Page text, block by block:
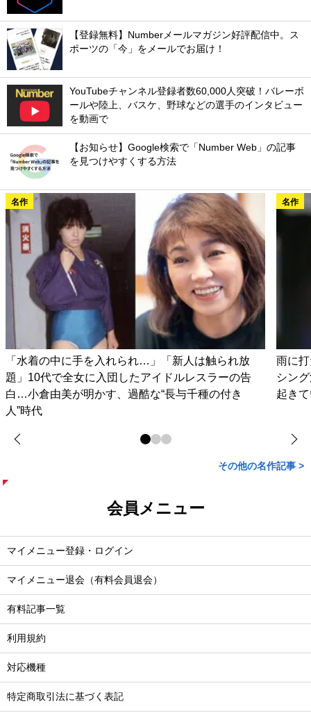
【登録無料】Numberメールマガジン好評配信中。ス
ポーツの「今」をメールでお届け！
YouTubeチャンネル登録者数60,000人突破！バレーボ
ールや陸上、バスケ、野球などの選手のインタビュー
を動画で
【お知らせ】Google検索で「Number Web」の記事
を見つけやすくする方法
名作
「水着の中に手を入れられ…」「新人は触られ放
題」10代で全女に入団したアイドルレスラーの告
白…小倉由美が明かす、過酷な“長与千種の付き
人”時代
名作
雨に
シン
起き
その他の名作記事 >
会員メニュー
マイメニュー登録・ログイン
マイメニュー退会（有料会員退会）
有料記事一覧
利用規約
対応機種
特定商取引法に基づく表記